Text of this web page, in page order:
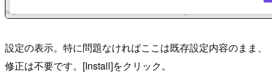
設定の表示。特に問題なければここは既存設定内容のまま、
修正は不要です。[Install]をクリック。